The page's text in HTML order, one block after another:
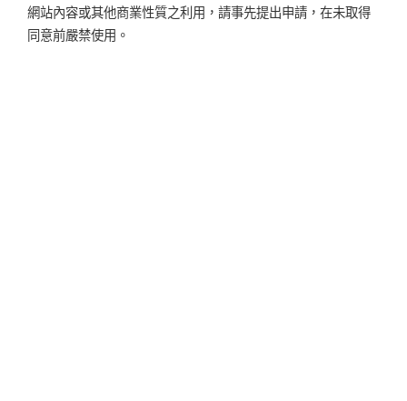
網站內容或其他商業性質之利用，請事先提出申請，在未取得
同意前嚴禁使用。